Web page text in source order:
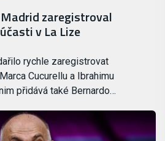
Madrid zaregistroval
v La Lize
rychle zaregistrovat
Cucurellu a Ibrahimu
přidává také Bernardo…